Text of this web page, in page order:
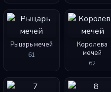
Рыцарь мечей
61
Королева
мечей
62